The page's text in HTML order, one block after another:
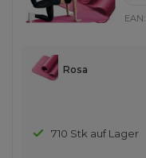
EAN:
Rosa
710 Stk auf Lager